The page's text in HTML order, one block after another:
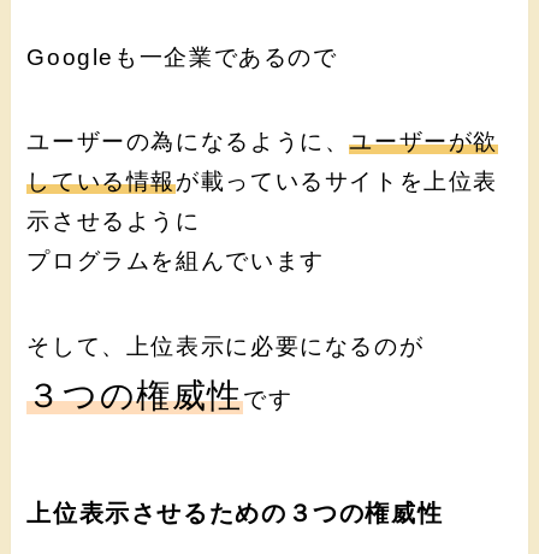
Googleも一企業であるので
ユーザーの為になるように、ユーザーが欲
している情報が載っているサイトを上位表
示させるように
プログラムを組んでいます
そして、上位表示に必要になるのが
３つの権威性です
上位表示させるための３つの権威性